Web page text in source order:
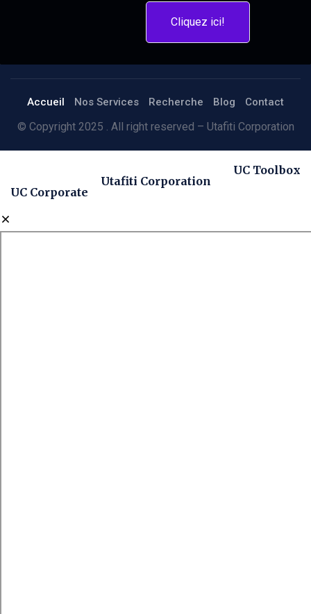
Cliquez ici!
Accueil Nos Services Recherche Blog Contact
© Copyright 2025 . All right reserved – Utafiti Corporation
UC Toolbox
Utafiti Corporation
UC Corporate